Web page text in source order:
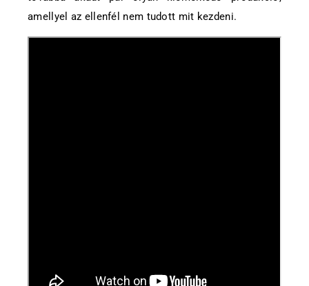
amellyel az ellenfél nem tudott mit kezdeni.